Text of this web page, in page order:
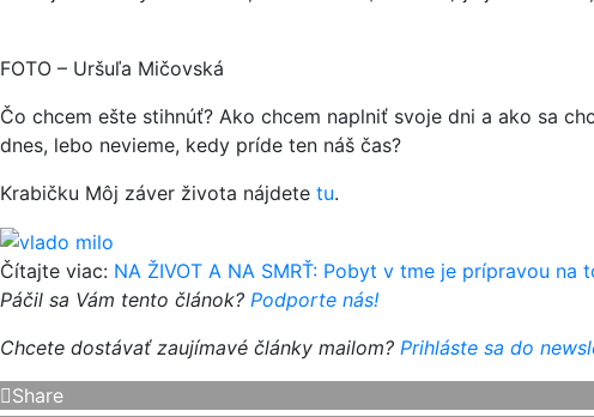
FOTO – Uršuľa Mičovská
Čo chcem ešte stihnúť? Ako chcem naplniť svoje dni a ako sa
dnes, lebo nevieme, kedy príde ten náš čas?
Krabičku Môj záver života nájdete tu.
Čítajte viac: NA ŽIVOT A NA SMRŤ: Pobyt v tme je prípravou
Páčil sa Vám tento článok? Podporte nás!
Chcete dostávať zaujímavé články mailom? Prihláste sa do
Share